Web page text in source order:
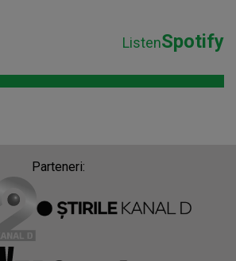
ListenSpotify
Parteneri: